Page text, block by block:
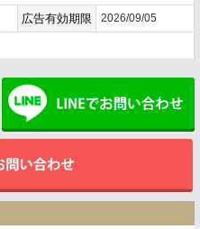
広告有効期限 2026/09/05
メールでお問い合わせ